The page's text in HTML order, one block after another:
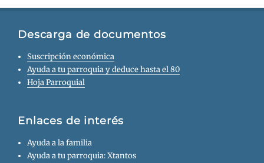
Descarga de documentos
Suscripción económica
Ayuda a tu parroquia y deduce hasta el 80
Hoja Parroquial
Enlaces de interés
Ayuda a la familia
Ayuda a tu parroquia: Xtantos